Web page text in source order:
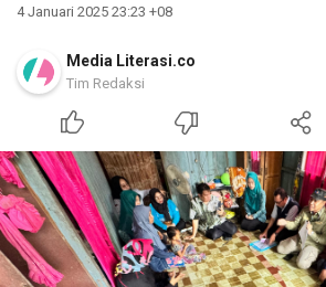
4 Januari 2025 23:23 +08
Media Literasi.co
Tim Redaksi